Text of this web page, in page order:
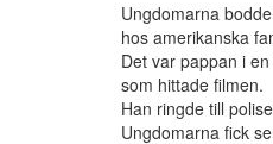
Ungdomarna bodde
hos amerikanska
Det var pappan i
som hittade filmen.
Han ringde till
Ungdomarna fick